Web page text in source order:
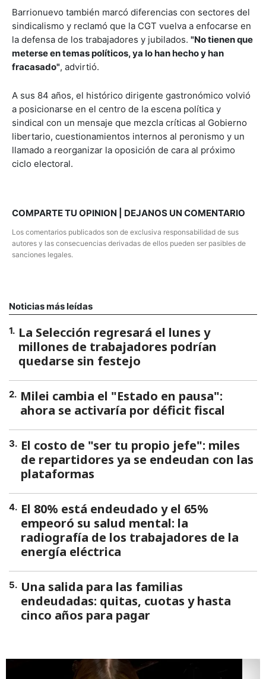
Barrionuevo también marcó diferencias con sectores del
sindicalismo y reclamó que la CGT vuelva a enfocarse en
la defensa de los trabajadores y jubilados. "No tienen que
meterse en temas políticos, ya lo han hecho y han
fracasado", advirtió.
A sus 84 años, el histórico dirigente gastronómico volvió
a posicionarse en el centro de la escena política y
sindical con un mensaje que mezcla críticas al Gobierno
libertario, cuestionamientos internos al peronismo y un
llamado a reorganizar la oposición de cara al próximo
ciclo electoral.
COMPARTE TU OPINION | DEJANOS UN COMENTARIO
Los comentarios publicados son de exclusiva responsabilidad de sus
autores y las consecuencias derivadas de ellos pueden ser pasibles de
sanciones legales.
Noticias más leídas
1. La Selección regresará el lunes y
millones de trabajadores podrían
quedarse sin festejo
2. Milei cambia el "Estado en pausa":
ahora se activaría por déficit fiscal
3. El costo de "ser tu propio jefe": miles
de repartidores ya se endeudan con las
plataformas
4. El 80% está endeudado y el 65%
empeoró su salud mental: la
radiografía de los trabajadores de la
energía eléctrica
5. Una salida para las familias
endeudadas: quitas, cuotas y hasta
cinco años para pagar